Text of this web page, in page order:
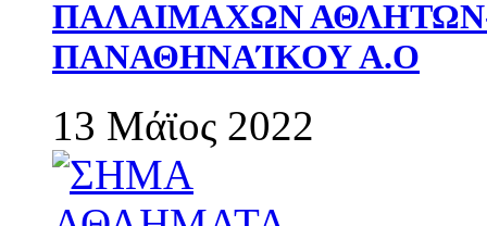
ΠΑΛΑΙΜΑΧΩΝ
ΠΑΝΑΘΗΝΑΊΚΟΥ Α.Ο
13 Μάϊος 2022